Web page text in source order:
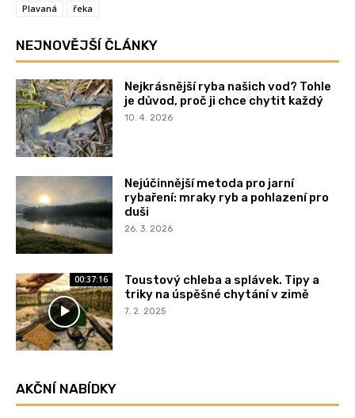
Plavaná řeka
NEJNOVĚJŠÍ ČLÁNKY
Nejkrásnější ryba našich vod? Tohle
je důvod, proč ji chce chytit každý
10. 4. 2026
Nejúčinnější metoda pro jarní
rybaření: mraky ryb a pohlazení pro
duši
26. 3. 2026
00:37:16
Toustový chleba a splávek. Tipy a
triky na úspěšné chytání v zimě
7. 2. 2025
AKČNÍ NABÍDKY